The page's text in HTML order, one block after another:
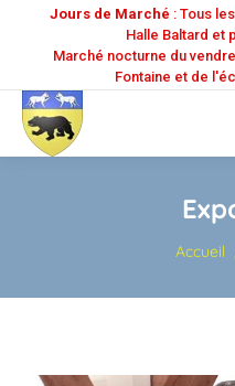
Jours de Marché : Tous
Halle Baltard et
Marché nocturne du
Fontaine et de
Vous
Accueil